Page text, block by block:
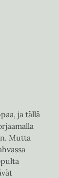
ja tällä
Mutta